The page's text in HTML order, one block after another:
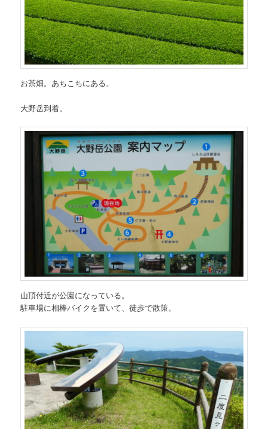
お茶畑。あちこちにある。
大野岳到着。
山頂付近が公園になっている。
駐車場に相棒バイクを置いて、徒歩で散策。